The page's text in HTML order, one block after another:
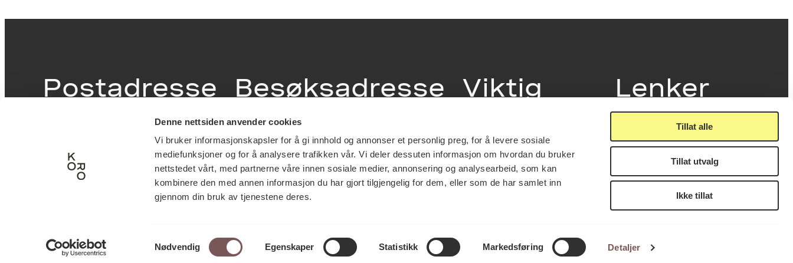
Denne nettsiden anvender cookies
Vi bruker informasjonskapsler for å gi innhold og annonser et personlig preg, for å levere sosiale
mediefunksjoner og for å analysere trafikken vår. Vi deler dessuten informasjon om hvordan du bruker
nettstedet vårt, med partnerne våre innen sosiale medier, annonsering og analysearbeid, som kan
kombinere den med annen informasjon du har gjort tilgjengelig for dem, eller som de har samlet inn
gjennom din bruk av tjenestene deres.
Samtykkevalg
Nødvendig Egenskaper Statistikk Markedsføring Detaljer
Tillat alle
Tillat utvalg
Ikke tillat
Postadresse
0130 Oslo
Besøksadresse
inngang Løkkeveien,
0251 Oslo
Viktig
Utbetaling og fakturering
Personvernerklæring
Lenker
Nyhetsbrev
Offentlig postjournal
Oppdragsportalen
Tilgjengelighetserklæring